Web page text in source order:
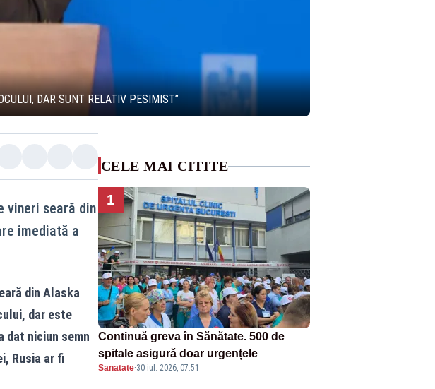
DAR SUNT RELATIV PESIMIST”
vineri seară din
imediată a
din Alaska
dar este
dat niciun semn
Rusia ar fi
CELE MAI CITITE
1
Continuă greva în Sănătate. 500 de
spitale asigură doar urgențele
Sanatate·30 iul. 2026, 07:51